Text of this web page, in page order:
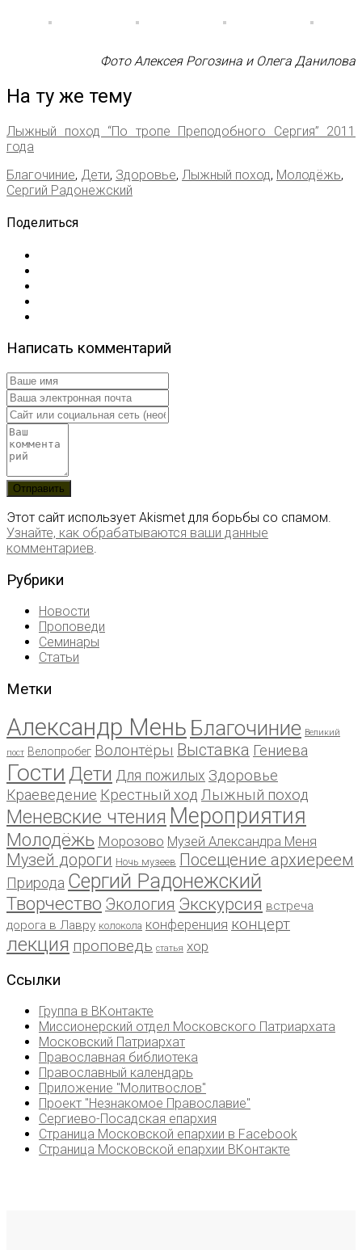
Фото Алексея Рогозина и Олега Данилова
На ту же тему
Лыжный поход “По тропе Преподобного Сергия” 2011
года
Благочиние, Дети, Здоровье, Лыжный поход, Молодёжь,
Сергий Радонежский
Поделиться
Написать комментарий
Этот сайт использует Akismet для борьбы со спамом.
Узнайте, как обрабатываются ваши данные
комментариев.
Рубрики
Новости
Проповеди
Семинары
Статьи
Метки
Александр Мень Благочиние Великий
пост Велопробег Волонтёры Выставка Гениева
Гости Дети Для пожилых Здоровье
Краеведение Крестный ход Лыжный поход
Меневские чтения Мероприятия
Молодёжь Морозово Музей Александра Меня
Музей дороги Ночь музеев Посещение архиереем
Природа Сергий Радонежский
Творчество Экология Экскурсия встреча
дорога в Лавру колокола конференция концерт
лекция проповедь статья хор
Ссылки
Группа в ВКонтакте
Миссионерский отдел Московского Патриархата
Московский Патриархат
Православная библиотека
Православный календарь
Приложение "Молитвослов"
Проект "Незнакомое Православие"
Сергиево-Посадская епархия
Страница Московской епархии в Facebook
Страница Московской епархии ВКонтакте